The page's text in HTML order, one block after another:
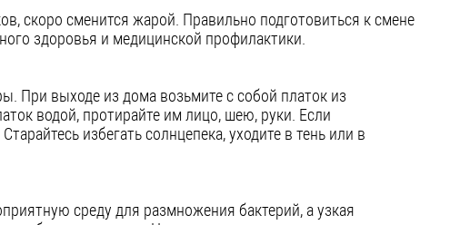
скоро сменится жарой. Правильно подготовиться к смене
здоровья и медицинской профилактики.
При выходе из дома возьмите с собой платок из
водой, протирайте им лицо, шею, руки. Если
избегать солнцепека, уходите в тень или в
среду для размножения бактерий, а узкая